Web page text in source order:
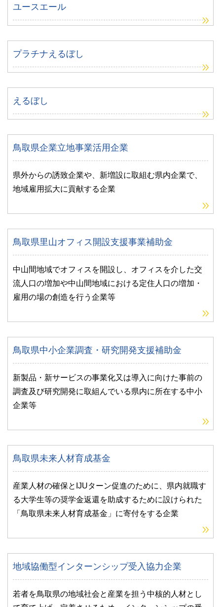
ユースエール
プラチナえるぼし
えるぼし
鳥取県企業立地事業活用企業
県外からの誘致企業や、新増設に取組む県内企業で、
地域雇用拡大に貢献する企業
鳥取県里山オフィス開設支援事業補助金
中山間地域でオフィスを開設し、オフィスを介した交
流人口の増加や中山間地域における定住人口の増加・
雇用の場の創造を行う企業等
鳥取県中小企業調査・研究開発支援補助金
新製品・新サービスの事業化又は導入に向けた事前の
調査及び研究開発に取組んでいる県内に所在する中小
企業等
鳥取県未来人材育成基金
産業人材の確保とIJUターン促進のために、県内就職す
る大学生等の奨学金返還を助成するために設けられた
「鳥取県未来人材育成基金」に寄付をする企業
地域協働型インターンシップ受入協力企業
若者を鳥取県の地域社会と産業を担う中核的人材とし